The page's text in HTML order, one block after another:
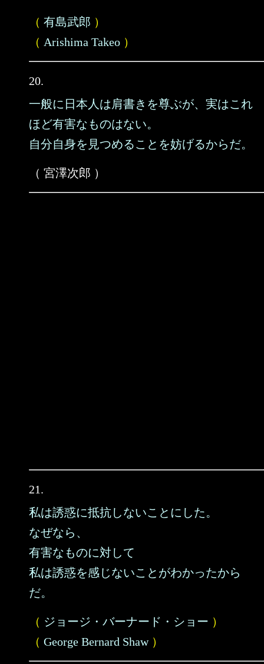
（ 有島武郎 ）
（ Arishima Takeo ）
20.
一般に日本人は肩書きを尊ぶが、実はこれ
ほど有害なものはない。
自分自身を見つめることを妨げるからだ。
（ 宮澤次郎 ）
21.
私は誘惑に抵抗しないことにした。
なぜなら、
有害なものに対して
私は誘惑を感じないことがわかったから
だ。
（ ジョージ・バーナード・ショー ）
（ George Bernard Shaw）